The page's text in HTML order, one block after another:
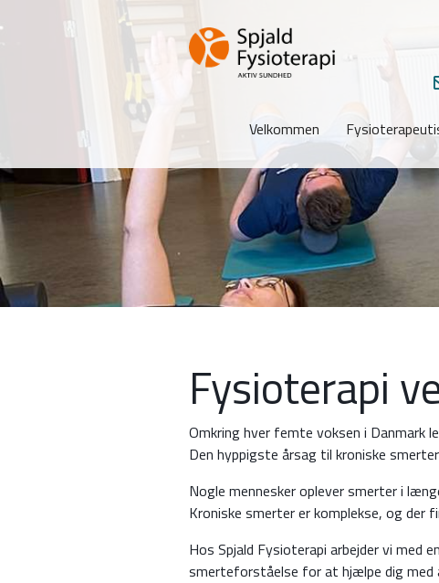
Velkommen
Fysioterapi
Omkring hver femte voksen i Danmark
Den hyppigste årsag til kroniske
Nogle mennesker oplever smerter i
Kroniske smerter er komplekse, og der
Hos Spjald Fysioterapi arbejder vi med
smerteforståelse for at hjælpe dig